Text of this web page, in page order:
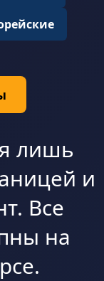
лишь
и
Все
на